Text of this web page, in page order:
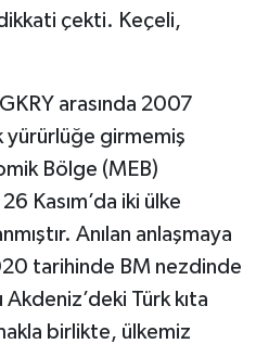
çekti. Keçeli,
arasında 2007
yürürlüğe girmemiş
Bölge (MEB)
26 Kasım’da iki ülke
Anılan anlaşmaya
tarihinde BM nezdinde
Türk kıta
birlikte, ülkemiz